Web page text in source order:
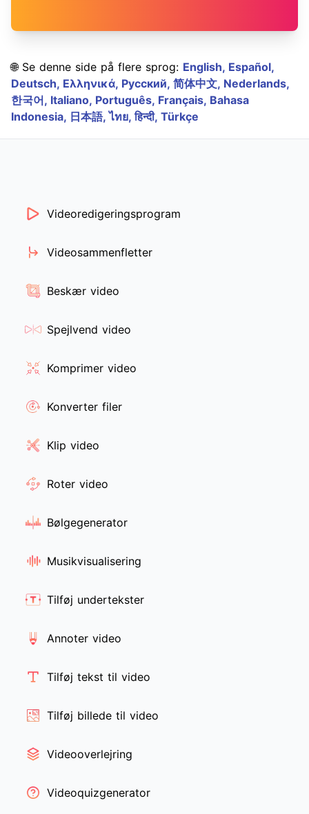
🌐 Se denne side på flere sprog: English, Español,
Deutsch, Ελληνικά, Русский, 简体中文, Nederlands,
한국어, Italiano, Português, Français, Bahasa
Indonesia, 日本語,ไทย,हिन्दी, Türkçe
Videoredigeringsprogram
Videosammenfletter
Beskær video
Spejlvend video
Komprimer video
Konverter filer
Klip video
Roter video
Bølgegenerator
Musikvisualisering
Tilføj undertekster
Annoter video
Tilføj tekst til video
Tilføj billede til video
Videooverlejring
Videoquizgenerator